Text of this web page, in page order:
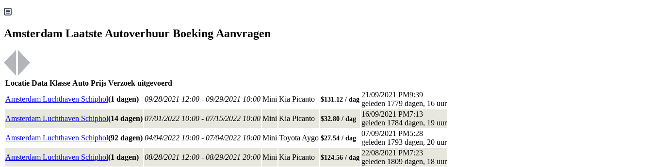
Amsterdam Laatste Autoverhuur Boeking Aanvragen
Locatie Data Klasse Auto Prijs Verzoek uitgevoerd
Amsterdam Luchthaven Schiphol(1 dagen) 09/28/2021 12:00 - 09/29/2021 10:00 Mini Kia Picanto $131.12 / dag
21/09/2021 PM9:39
geleden 1779 dagen, 16 uur
Amsterdam Luchthaven Schiphol(14 dagen) 07/01/2022 10:00 - 07/15/2022 10:00 Mini Kia Picanto $32.80 / dag
16/09/2021 PM7:13
geleden 1784 dagen, 19 uur
Amsterdam Luchthaven Schiphol(92 dagen) 04/04/2022 10:00 - 07/04/2022 10:00 Mini Toyota Aygo $27.54 / dag
07/09/2021 PM5:28
geleden 1793 dagen, 20 uur
Amsterdam Luchthaven Schiphol(1 dagen) 08/28/2021 12:00 - 08/29/2021 20:00 Mini Kia Picanto $124.56 / dag
22/08/2021 PM7:23
geleden 1809 dagen, 18 uur